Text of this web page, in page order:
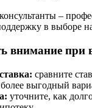
–
в выборе
внимание при
сравните
выгодный
уточните, как